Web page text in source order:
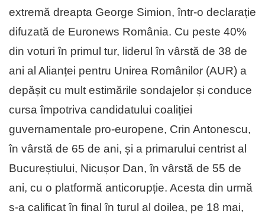
extremă dreapta George Simion, într-o declarație
difuzată de Euronews România. Cu peste 40%
din voturi în primul tur, liderul în vârstă de 38 de
ani al Alianței pentru Unirea Românilor (AUR) a
depășit cu mult estimările sondajelor și conduce
cursa împotriva candidatului coaliției
guvernamentale pro-europene, Crin Antonescu,
în vârstă de 65 de ani, și a primarului centrist al
Bucureștiului, Nicușor Dan, în vârstă de 55 de
ani, cu o platformă anticorupție. Acesta din urmă
s-a calificat în final în turul al doilea, pe 18 mai,